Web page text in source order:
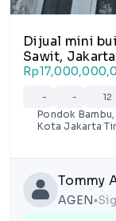
Dijual mini
Sawit,
- - 12
Pondok
Kota Jakarta
Tommy
AGEN lens